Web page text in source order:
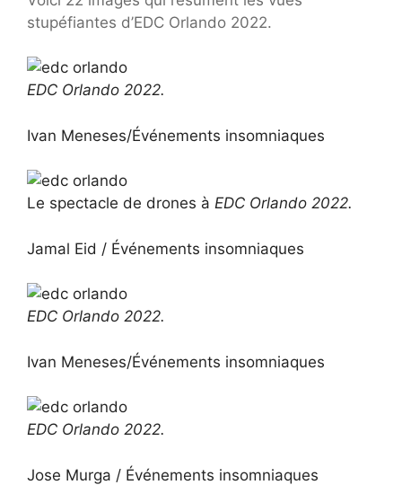
stupéfiantes d’EDC Orlando 2022.
EDC Orlando 2022.
Ivan Meneses/Événements insomniaques
Le spectacle de drones à EDC Orlando 2022.
Jamal Eid / Événements insomniaques
EDC Orlando 2022.
Ivan Meneses/Événements insomniaques
EDC Orlando 2022.
Jose Murga / Événements insomniaques